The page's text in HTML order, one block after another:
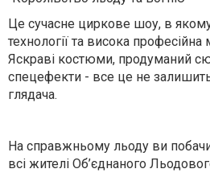
Це сучасне циркове шоу, в якому
технології та висока професійна
Яскраві костюми, продуманий
спецефекти - все це не
глядача.
На справжньому льоду ви
всі жителі Об’єднаного